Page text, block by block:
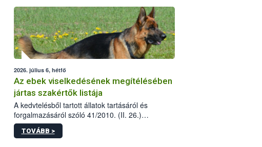
2026. július 6, hétfő
Az ebek viselkedésének megítélésében
jártas szakértők listája
A kedvtelésből tartott állatok tartásáról és
forgalmazásáról szóló 41/2010. (II. 26.)
Korm.rendelet szabályozza az eb okozta fizikai
sérülés, illetve ennek veszélye keletkezésekor
TOVÁBB >